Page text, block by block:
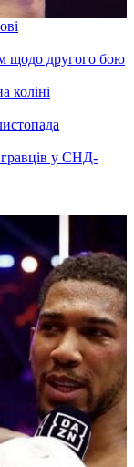
щодо другого бою
коліні
гравців у СНД-